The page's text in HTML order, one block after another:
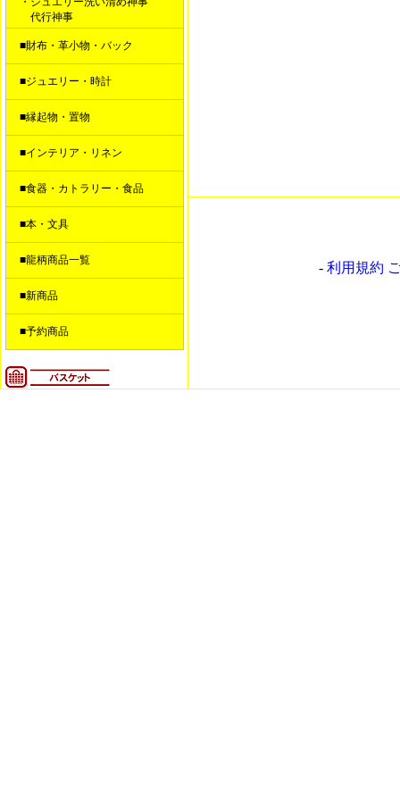
代行神事
■財布・革小物・バック
■ジュエリー・時計
■縁起物・置物
■インテリア・リネン
■食器・カトラリー・食品
■本・文具
■龍柄商品一覧
■新商品
■予約商品
- 利用規約